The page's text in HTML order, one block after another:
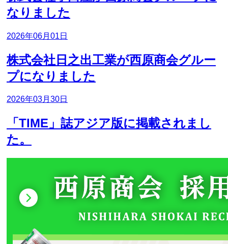
なりました
2026年06月01日
株式会社日之出工業が西原商会グルー
プになりました
2026年03月30日
「TIME」誌アジア版に掲載されまし
た。